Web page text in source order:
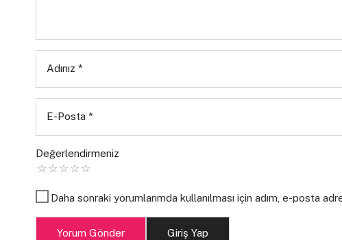
Adınız *
E-Posta *
Değerlendirmeniz
Daha sonraki yorumlarımda kullanılması için adım, e-posta
Yorum Gönder Giriş Yap